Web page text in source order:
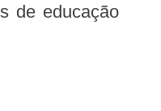
de educação